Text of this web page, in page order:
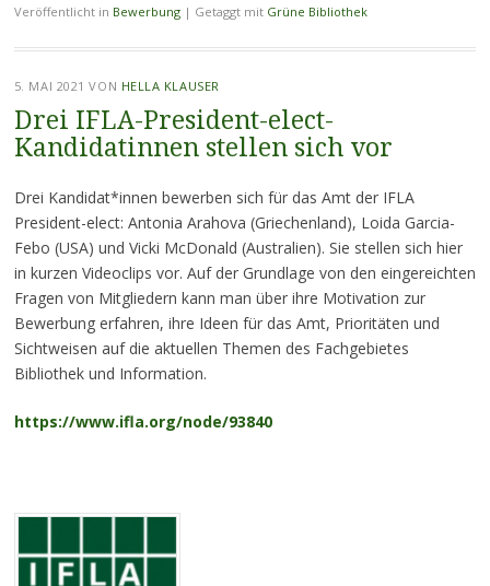
Veröffentlicht in Bewerbung | Getaggt mit Grüne Bibliothek
5. MAI 2021 VON HELLA KLAUSER
Drei IFLA-President-elect-
Kandidatinnen stellen sich vor
Drei Kandidat*innen bewerben sich für das Amt der IFLA
President-elect: Antonia Arahova (Griechenland), Loida Garcia-
Febo (USA) und Vicki McDonald (Australien). Sie stellen sich hier
in kurzen Videoclips vor. Auf der Grundlage von den eingereichten
Fragen von Mitgliedern kann man über ihre Motivation zur
Bewerbung erfahren, ihre Ideen für das Amt, Prioritäten und
Sichtweisen auf die aktuellen Themen des Fachgebietes
Bibliothek und Information.
https://www.ifla.org/node/93840